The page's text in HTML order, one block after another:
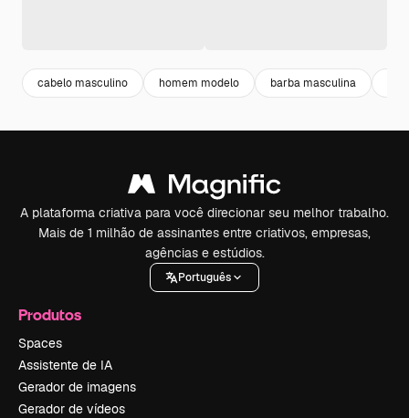
cabelo masculino homem modelo barba masculina
A plataforma criativa para você direcionar seu melhor trabalho.
Mais de 1 milhão de assinantes entre criativos, empresas,
agências e estúdios.
Português
Produtos
Spaces
Assistente de IA
Gerador de imagens
Gerador de vídeos